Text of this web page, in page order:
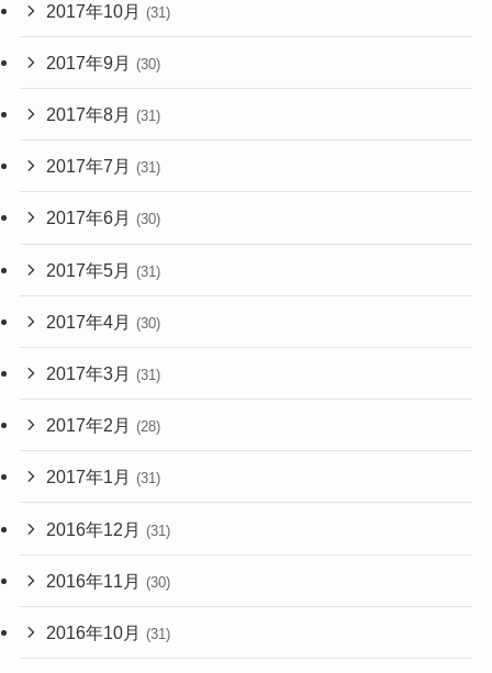
2017年10月 (31)
2017年9月 (30)
2017年8月 (31)
2017年7月 (31)
2017年6月 (30)
2017年5月 (31)
2017年4月 (30)
2017年3月 (31)
2017年2月 (28)
2017年1月 (31)
2016年12月 (31)
2016年11月 (30)
2016年10月 (31)